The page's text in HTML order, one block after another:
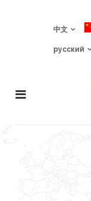
中文
русский